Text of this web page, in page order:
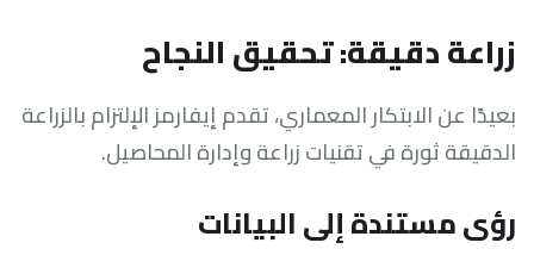
زراعة دقيقة: تحقيق النجاح
بعيدًا عن الابتكار المعماري، تقدم إيفارمز الإلتزام بالزراعة
الدقيقة ثورة في تقنيات زراعة وإدارة المحاصيل.
رؤى مستندة إلى البيانات